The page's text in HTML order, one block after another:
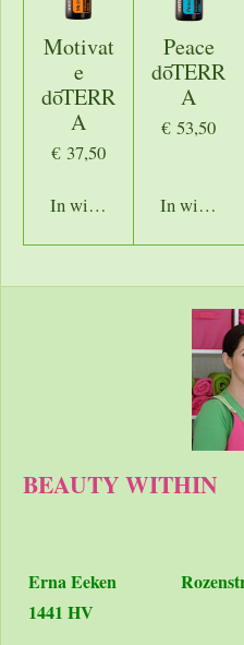
Motivat
e
dōTERR
A
€ 37,50
In winkelwagen
Peace
dōTERR
A
€ 53,50
In
BEAUTY WITHIN
Erna Eeken
1441 HV